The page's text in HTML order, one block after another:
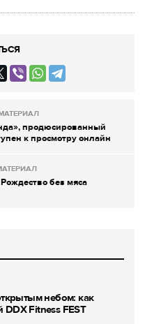
продюсированный
к просмотру онлайн
без мяса
небом: как
Fitness FEST